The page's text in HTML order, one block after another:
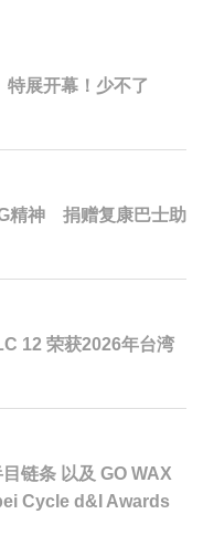
特展开幕！少不了
精神 捐赠复康巴士助
12 荣获2026年台湾
链条 以及 GO WAX
Cycle d&I Awards